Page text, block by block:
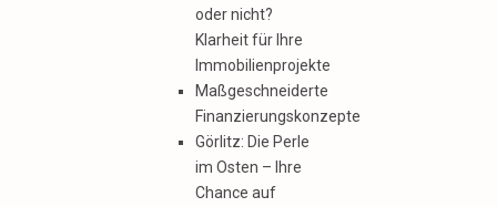
oder nicht?
Klarheit für Ihre
Immobilienprojekte
Maßgeschneiderte
Finanzierungskonzepte
Görlitz: Die Perle
im Osten – Ihre
Chance auf